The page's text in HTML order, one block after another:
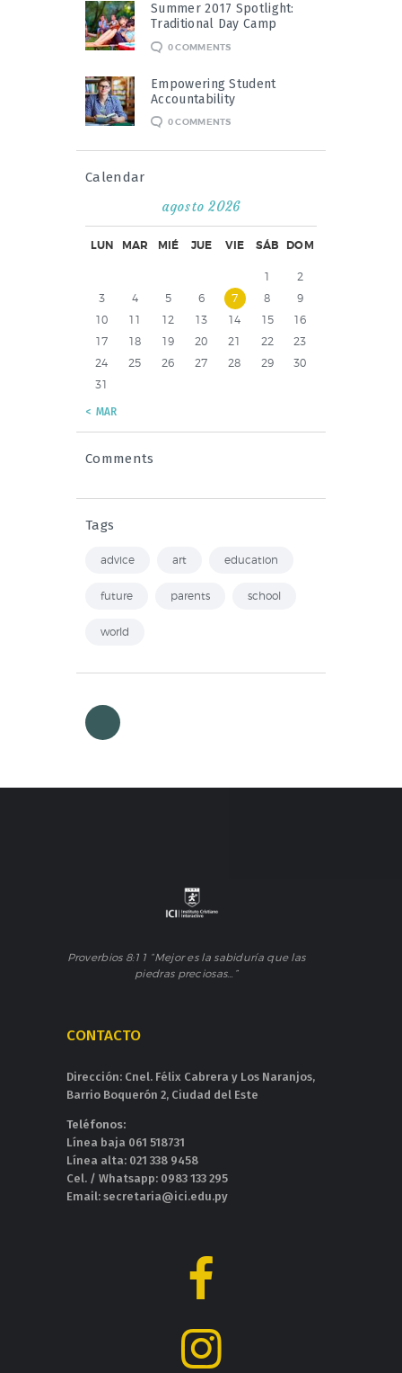
Summer 2017 Spotlight:
Traditional Day Camp
0COMMENTS
Empowering Student
Accountability
0COMMENTS
Calendar
agosto 2026
LUN MAR MIÉ JUE VIE SÁB DOM
1
2
3
4 5 6 7 8
9
10
11 12 13 14 15
16
17
18 19 20 21 22
23
24
25 26 27 28 29
30
31
« MAR
Comments
Tags
advice art education
future parents school
world
Proverbios 8:11 “Mejor es la sabiduría que las
piedras preciosas…”
CONTACTO
Dirección: Cnel. Félix Cabrera y Los Naranjos,
Barrio Boquerón 2, Ciudad del Este
Teléfonos:
Línea baja 061 518731
Línea alta: 021 338 9458
Cel. / Whatsapp: 0983 133 295
Email: secretaria@ici.edu.py